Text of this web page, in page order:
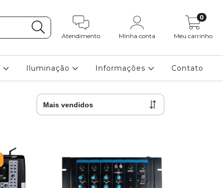
Atendimento Minha conta Meu carrinho
0
Iluminação Informações Contato